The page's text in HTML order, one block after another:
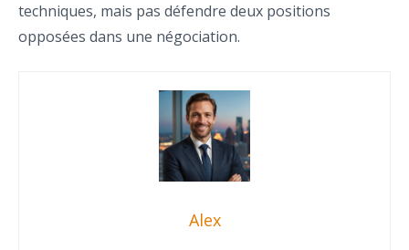
techniques, mais pas défendre deux positions
opposées dans une négociation.
Alex